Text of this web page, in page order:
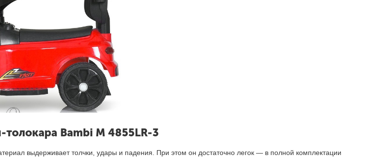
толокара Bambi M 4855LR-3
выдерживает толчки, удары и падения. При этом он достаточно легок — в полной комплектации